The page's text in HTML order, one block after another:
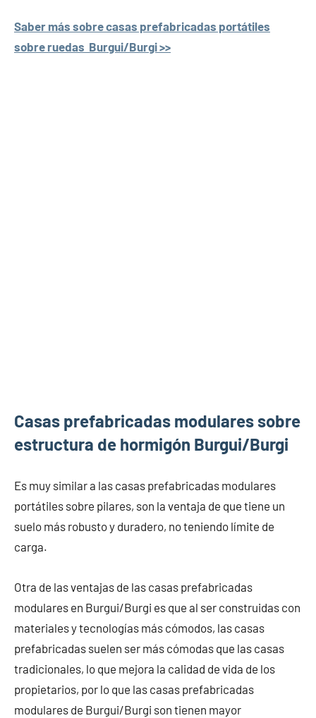
Saber más sobre casas prefabricadas portátiles
sobre ruedas Burgui/Burgi >>
Casas prefabricadas modulares sobre
estructura de hormigón Burgui/Burgi
Es muy similar a las casas prefabricadas modulares
portátiles sobre pilares, son la ventaja de que tiene un
suelo más robusto y duradero, no teniendo límite de
carga.
Otra de las ventajas de las casas prefabricadas
modulares en Burgui/Burgi es que al ser construidas con
materiales y tecnologías más cómodos, las casas
prefabricadas suelen ser más cómodas que las casas
tradicionales, lo que mejora la calidad de vida de los
propietarios, por lo que las casas prefabricadas
modulares de Burgui/Burgi son tienen mayor